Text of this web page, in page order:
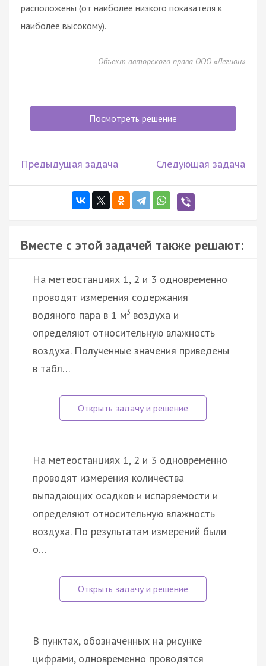
расположены (от наиболее низкого показателя к
наиболее высокому).
Объект авторского права ООО «Легион»
Посмотреть решение
Предыдущая задача Следующая задача
Вместе с этой задачей также решают:
На метеостанциях 1, 2 и 3 одновременно
проводят измерения содержания
водяного пара в 1 м3 воздуха и
определяют относительную влажность
воздуха. Полученные значения приведены
в табл…
На метеостанциях 1, 2 и 3 одновременно
проводят измерения количества
выпадающих осадков и испаряемости и
определяют относительную влажность
воздуха. По результатам измерений были
о…
В пунктах, обозначенных на рисунке
цифрами, одновременно проводятся